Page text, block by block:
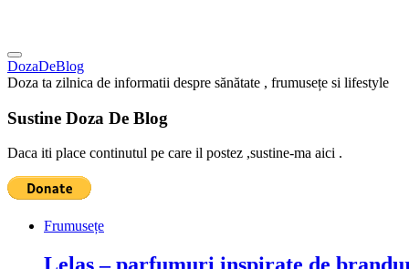
DozaDeBlog
Doza ta zilnica de informatii despre sănătate , frumusețe si lifestyle
Sustine Doza De Blog
Daca iti place continutul pe care il postez ,sustine-ma aici .
Frumusețe